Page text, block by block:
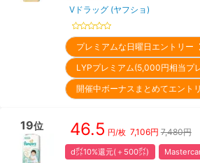
Vドラッグ (ヤフショ)
プレミアムな日曜日エントリー
LYPプレミアム(5,000円相当
開催中ボーナスまとめてエン
19位 46.5 円/枚 7,106円 7,480円
d㌽10%還元(＋500㌽)